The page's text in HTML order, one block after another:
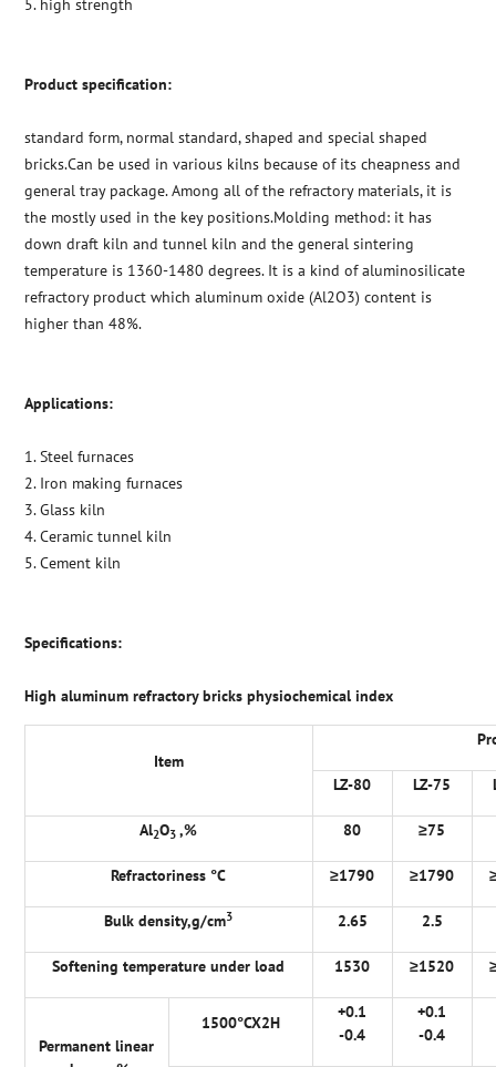
5. high strength
Product specification:
standard form, normal standard, shaped and special shaped
bricks.Can be used in various kilns because of its cheapness and
general tray package. Among all of the refractory materials, it is
the mostly used in the key positions.Molding method: it has
down draft kiln and tunnel kiln and the general sintering
temperature is 1360-1480 degrees. It is a kind of aluminosilicate
refractory product which aluminum oxide (Al2O3) content is
higher than 48%.
Applications:
1. Steel furnaces
2. Iron making furnaces
3. Glass kiln
4. Ceramic tunnel kiln
5. Cement kiln
Specifications:
High aluminum refractory bricks physiochemical index
Item
LZ-80 LZ-75
Al2O3 ,% 80 ≥75
Refractoriness °C ≥1790 ≥1790
Bulk density,g/cm3 2.65 2.5
Softening temperature under load 1530 ≥1520
Permanent linear
1500°CX2H
+0.1
-0.4
+0.1
-0.4